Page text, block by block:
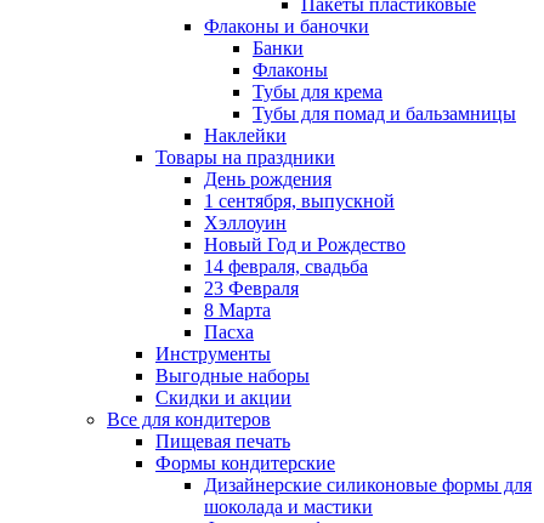
Пакеты пластиковые
Флаконы и баночки
Банки
Флаконы
Тубы для крема
Тубы для помад и бальзамницы
Наклейки
Товары на праздники
День рождения
1 сентября, выпускной
Хэллоуин
Новый Год и Рождество
14 февраля, свадьба
23 Февраля
8 Марта
Пасха
Инструменты
Выгодные наборы
Скидки и акции
Все для кондитеров
Пищевая печать
Формы кондитерские
Дизайнерские силиконовые формы для
шоколада и мастики